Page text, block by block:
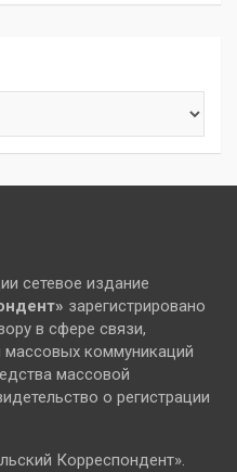
сетевое издание
зарегистрировано
в сфере связи,
массовых коммуникаций
массовой
о регистрации
Корреспондент».